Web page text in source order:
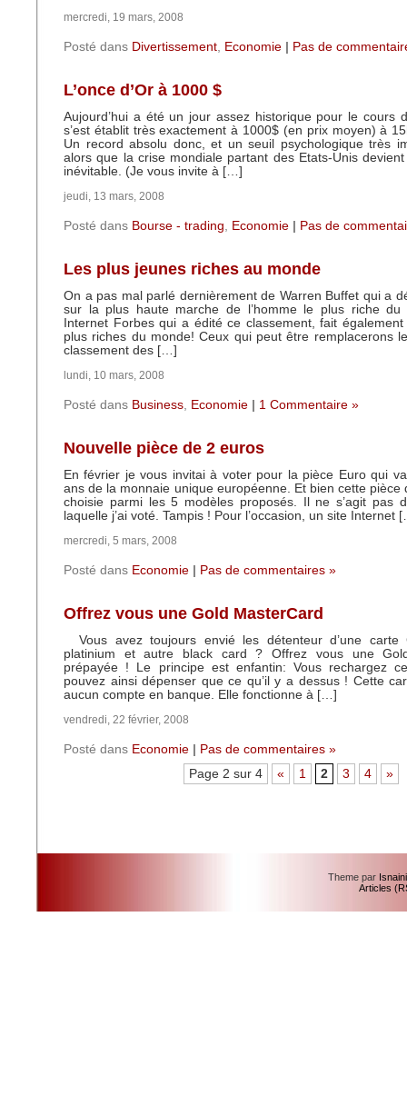
mercredi, 19 mars, 2008
Posté dans Divertissement, Economie Pas de
L’once d’Or à 1000 $
Aujourd’hui a été un jour assez historique pour le cours
s’est établit très exactement à 1000$ (en prix moyen) à
Un record absolu donc, et un seuil psychologique très
alors que la crise mondiale partant des Etats-Unis
inévitable. (Je vous invite à […]
jeudi, 13 mars, 2008
Posté dans Bourse - trading, Economie Pas de
Les plus jeunes riches au monde
On a pas mal parlé dernièrement de Warren Buffet qui a
sur la plus haute marche de l’homme le plus riche du
Internet Forbes qui a édité ce classement, fait
plus riches du monde! Ceux qui peut être remplacerons
classement des […]
lundi, 10 mars, 2008
Posté dans Business, Economie 1 Commentaire »
Nouvelle pièce de 2 euros
En février je vous invitai à voter pour la pièce Euro qui
ans de la monnaie unique européenne. Et bien cette pièce
choisie parmi les 5 modèles proposés. Il ne s’agit pas
laquelle j’ai voté. Tampis ! Pour l’occasion, un site Internet
mercredi, 5 mars, 2008
Posté dans Economie Pas de commentaires »
Offrez vous une Gold MasterCard
Vous avez toujours envié les détenteur d’une carte
platinium et autre black card ? Offrez vous une
prépayée ! Le principe est enfantin: Vous rechargez
pouvez ainsi dépenser que ce qu’il y a dessus ! Cette
aucun compte en banque. Elle fonctionne à […]
vendredi, 22 février, 2008
Posté dans Economie
Pas de commentaires »
Page 2 sur 4
« 1 2 3 4 »
Theme par
Articles